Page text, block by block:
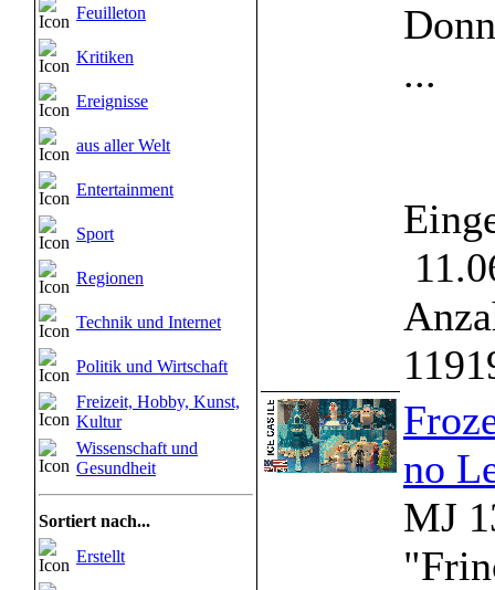
Feuilleton
Kritiken
Ereignisse
aus aller Welt
Entertainment
Sport
Regionen
Technik und Internet
Politik und Wirtschaft
Freizeit, Hobby, Kunst,
Kultur
Wissenschaft und
Gesundheit
Sortiert nach...
Erstellt
...
no
MJ